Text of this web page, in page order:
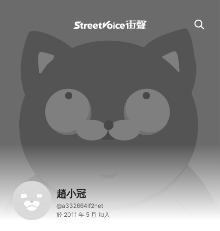
趙小冠
@a332664lf2net
於 2011 年 5 月 加入